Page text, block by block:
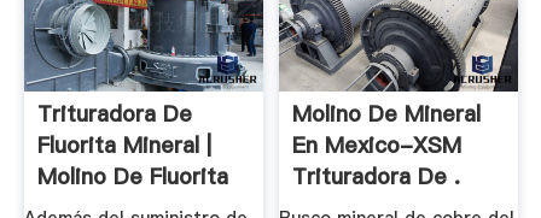
Trituradora De
Fluorita Mineral |
Molino De Fluorita
...
Molino De Mineral
En Mexico-XSM
Trituradora De .